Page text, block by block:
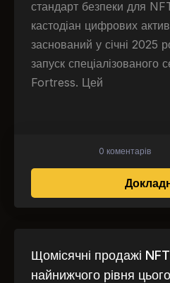
стандарт безпеки для
кастодіан цифрових
заснований у січні 2025
запуск спеціалізованого
Fortress. Цей
0 коментарів
Щомісячні продажі
найнижчого рівня